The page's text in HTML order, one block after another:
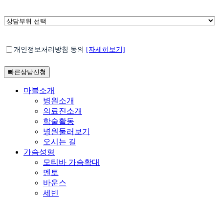
호
상
위
택
*
개
정
보
* 개인정보처리방침 동의 [자세히보기]
Close
마블소개
병원소개
의료진소개
학술활동
병원둘러보기
오시는 길
가슴성형
모티바 가슴확대
멘토
바운스
세빈